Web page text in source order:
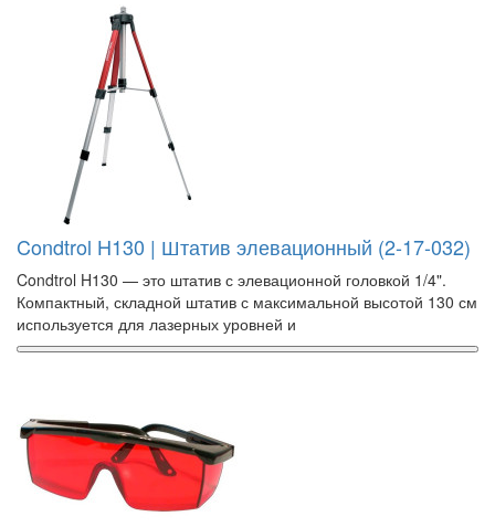
Condtrol H130 | Штатив элевационный (2-17-032)
Condtrol H130 — это штатив с элевационной головкой 1/4".
Компактный, складной штатив с максимальной высотой 130 см
используется для лазерных уровней и